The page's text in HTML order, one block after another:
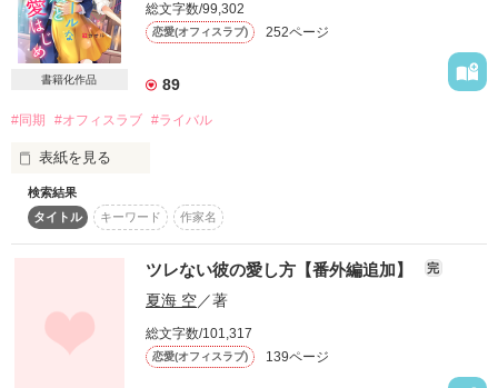
作品を読む
近寄り難く、周りから一線を引かれがちなふたりの裏の顔とは
───？
作品を読む
書籍化作品
総文字数/99,302
恋愛(オフィスラブ) 252ページ
89
#同期 #オフィスラブ #ライバル
表紙を見る
原題【つれない同期と熱愛はじめ】
2017年12月　マカロン文庫より書籍化
こちらは改稿前のものになるため、誤字・脱字・設定の変更等
ご了承くださいませ。
＊＊＊＊＊
検索結果
タイトル
キーワード 作家名
ツレない彼の愛し方【番外編追加】 完
夏海 空／著
総文字数/101,317
恋愛(オフィスラブ) 139ページ